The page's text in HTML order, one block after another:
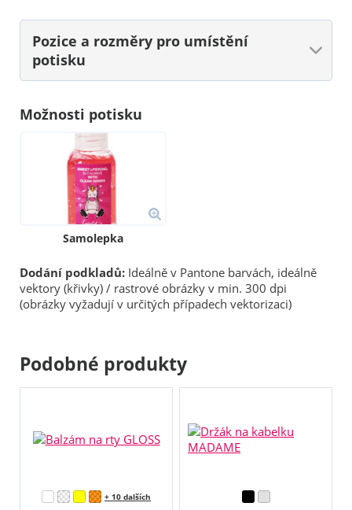
Pozice a rozměry pro umístění
potisku
Možnosti potisku
Samolepka
Dodání podkladů: Ideálně v Pantone barvách, ideálně
vektory (křivky) / rastrové obrázky v min. 300 dpi
(obrázky vyžadují v určitých případech vektorizaci)
Podobné produkty
+ 10 dalších